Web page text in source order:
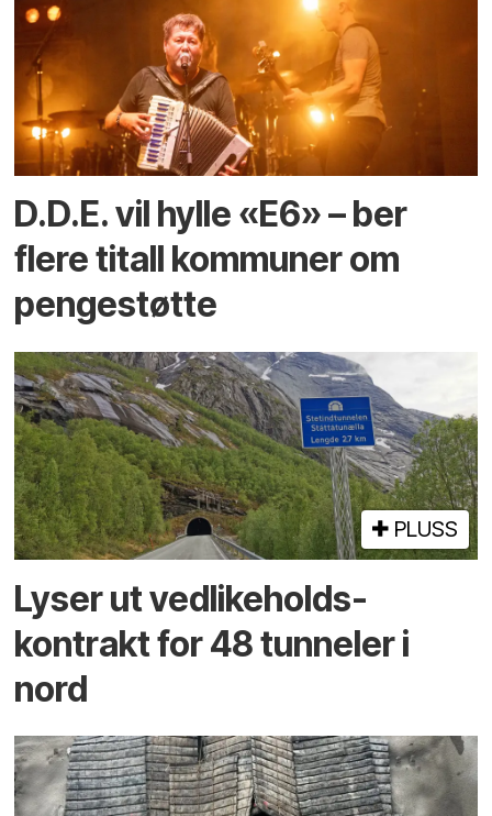
D.D.E. vil hylle «E6» – ber
flere titall kommuner om
pengestøtte
PLUSS
Lyser ut vedlikeholds­
kontrakt for 48 tunneler i
nord